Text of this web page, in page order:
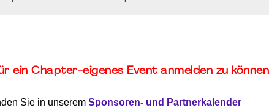
ein Chapter-eigenes Event anmelden zu
Sie in unserem Sponsoren- und Partnerkalender